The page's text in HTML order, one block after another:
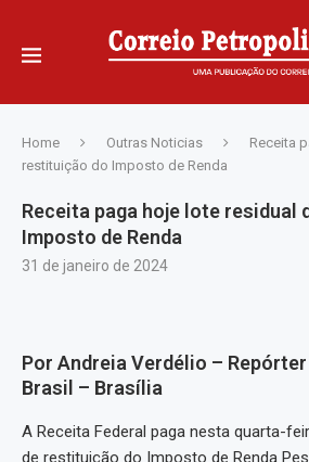
Home Outras Noticias
Receita
restituição do Imposto de Renda
Receita paga hoje lote residual
Imposto de Renda
31 de janeiro de 2024
Por Andreia Verdélio –
Brasil – Brasília
A Receita Federal paga nesta quarta-
de restituição do Imposto de Renda